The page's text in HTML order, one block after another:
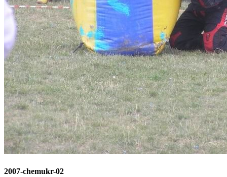
2007-chemukr-02